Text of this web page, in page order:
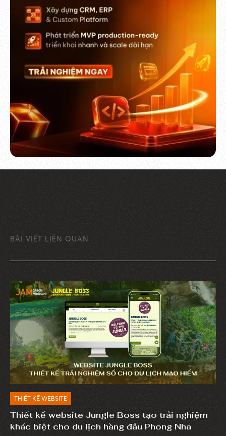
BÀI VIẾT LIÊN QUAN
THIẾT KẾ WEBSITE
Thiết kế website Jungle Boss tạo trải nghiệm
khác biệt cho du lịch hàng đầu Phong Nha